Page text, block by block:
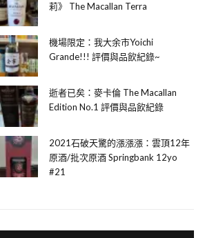
莉》 The Macallan Terra
機場限定：我大余市Yoichi
Grande!!! 評價與品飲紀錄~
逝者已矣：麥卡倫 The Macallan
Edition No.1 評價與品飲紀錄
2021石破天驚的漲漲漲：雲頂12年
原酒/批次原酒 Springbank 12yo
#21